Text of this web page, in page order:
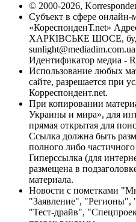
© 2000-2026,
Субъект в сфере
«КореспонденТ.net»
ХАРКІВСЬКЕ ШОСЕ,
sunlight@mediadim.com.ua
Идентификатор медиа -
Использование любых
сайте, разрешается при
Корреспондент.net.
При копировании
Украины и мира», для
прямая открытая для
Ссылка должна быть
полного либо
Гиперссылка (для
размещена в
материала.
Новости с пометками
"Заявление",
"Тест-драйв",